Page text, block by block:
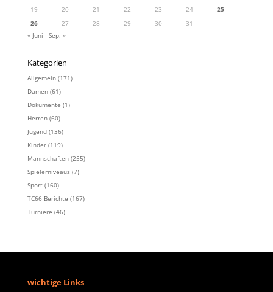
19
20 21 22 23 24
25
26
27 28 29 30
31
« Juni
Sep. »
Kategorien
Allgemein(171)
Damen(61)
Dokumente (1)
Herren(60)
Jugend(136)
Kinder(119)
Mannschaften(255)
Spielerniveaus(7)
Sport(160)
TC66 Berichte (167)
Turniere (46)
wichtige Links